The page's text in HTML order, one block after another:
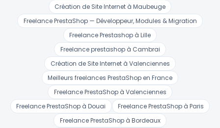
Création de Site Internet à Maubeuge
Freelance PrestaShop — Développeur, Modules & Migration
Freelance Prestashop à Lille
Freelance prestashop à Cambrai
Création de Site Internet à Valenciennes
Meilleurs freelances PrestaShop en France
Freelance PrestaShop à Valenciennes
Freelance PrestaShop à Douai
Freelance PrestaShop à Paris
Freelance PrestaShop à Bordeaux